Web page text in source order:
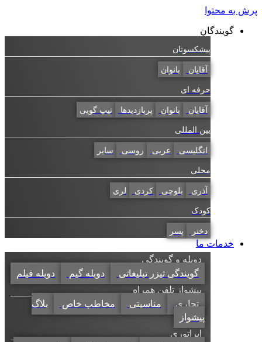
پرش به محتوا
گویندگان
پیشکسوتان
آقایان بانوان
حرفه ای
آقایان بانوان پربازدیدها تیپ گویی
بین المللی
انگلیسی عربی روسی سایر
محلی
آذری بلوچی کردی لری
کودک
دختر پسر
خدمات ما
دوبله و گویندگی
گویندگی تیزر تبلیغاتی
دوبله گیم
دوبله فیلم
پیشواز تلفن همراه
تجاری
مناسبتی مخاطب خاص
بلاگ
پیشواز
اپراتوری